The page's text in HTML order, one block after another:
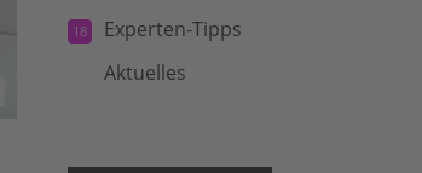
18 Experten-Tipps
Aktuelles